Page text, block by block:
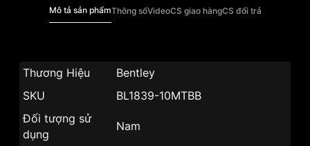
Mô tả sản phẩmThông sốVideoCS giao hàngCS đổi trả
Thương Hiệu
Bentley
SKU
BL1839-10MTBB
Đối tượng sử
dụng
Nam